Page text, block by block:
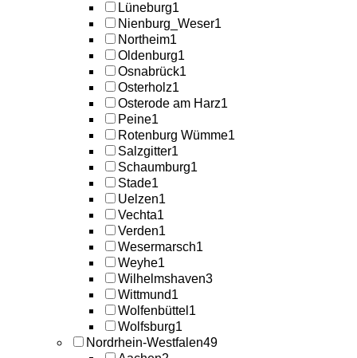
Lüneburg1
Nienburg_Weser1
Northeim1
Oldenburg1
Osnabrück1
Osterholz1
Osterode am Harz1
Peine1
Rotenburg Wümme1
Salzgitter1
Schaumburg1
Stade1
Uelzen1
Vechta1
Verden1
Wesermarsch1
Weyhe1
Wilhelmshaven3
Wittmund1
Wolfenbüttel 1
Wolfsburg1
Nordrhein-Westfalen49